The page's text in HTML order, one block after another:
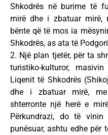
Shkodrës në burime të
mirë dhe i zbatuar mirë,
bënte që të mos ia
Shkodrës, as ata të
2. Një plan tjetër, për ta
turistiko-kulturor,
Liqenit të Shkodrës
dhe i zbatuar mirë,
shterronte një herë e
Përkundrazi, do të vinin
punësuar, ashtu edhe për